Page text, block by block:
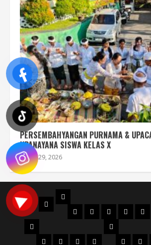
PERSEMBAHYANGAN PURNAMA &
UPANAYANA SISWA KELAS X
Juli 29, 2026
BERANDA
PROFIL
STRUKTUR
ORGANISASI
DENAHMAPS
JURUSAN
Perhotelan
KulinerKECANTIKAN
Tata
WKS
WKS